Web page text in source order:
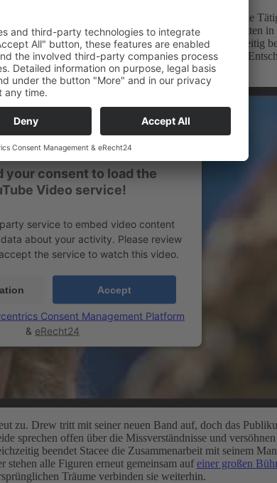
Weg. Sherrie entscheidet sich schließlich für eine
Zufällig entdeckt er Sherries gestohlene Schallplatten
wieder aus und verändert ihre Haltung. Gleichzeitig
Constance neu zu bewerten. Mehrere Figuren treffen
eigentlichen Zielen führen.
your consent to load the
Video service!
service to embed video content
about your activity. Please review
the service to watch this video.
Accept
Consent Management Platform
& eRecht24
zu. Drew tritt mit seiner neuen Band auf, doch das
sprechen offen über die Missverständnisse und
beendet Stacee die Zusammenarbeit mit seinem
alle Figuren erneut gemeinsam auf einer großen
Träume verbinden sie weiterhin.